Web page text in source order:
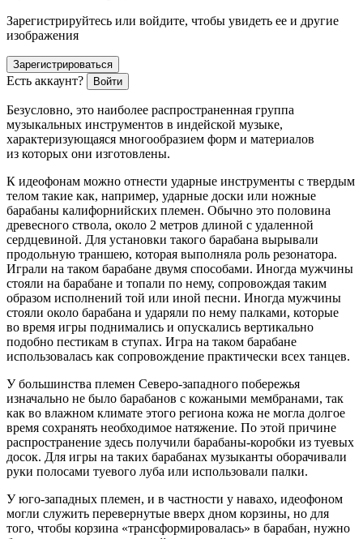
Зарегистрируйтесь или войдите, чтобы увидеть ее и другие
изображения
Зарегистрироваться
Есть аккаунт? Войти
Безусловно, это наиболее распространенная группа
музыкальных инструментов в индейской музыке,
характеризующаяся многообразием форм и материалов
из которых они изготовлены.
К идеофонам можно отнести ударные инструменты с твердым
телом такие как, например, ударные доски или ножные
барабаны калифорнийских племен. Обычно это половина
древесного ствола, около 2 метров длиной с удаленной
сердцевиной. Для установки такого барабана вырывали
продольную траншею, которая выполняла роль резонатора.
Играли на таком барабане двумя способами. Иногда мужчины
стояли на барабане и топали по нему, сопровождая таким
образом исполнений той или иной песни. Иногда мужчины
стояли около барабана и ударяли по нему палками, которые
во время игры поднимались и опускались вертикально
подобно пестикам в ступах. Игра на таком барабане
использовалась как сопровождение практически всех танцев.
У большинства племен Северо-западного побережья
изначально не было барабанов с кожаными мембранами, так
как во влажном климате этого региона кожа не могла долгое
время сохранять необходимое натяжение. По этой причине
распространение здесь получили барабаны-коробки из туевых
досок. Для игры на таких барабанах музыканты оборачивали
руки полосами туевого луба или использовали палки.
У юго-западных племен, и в частности у навахо, идеофоном
могли служить перевернутые вверх дном корзины, но для
того, чтобы корзина «трансформировалась» в барабан, нужно